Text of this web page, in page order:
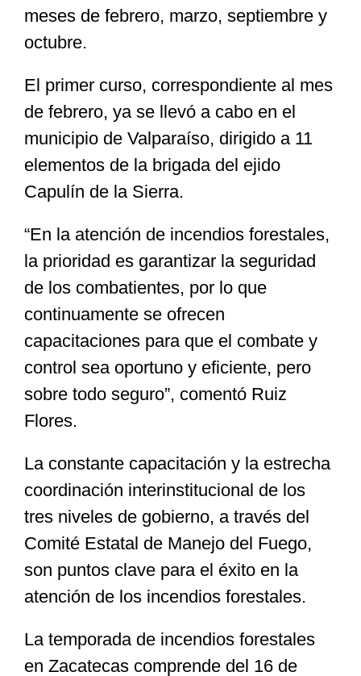
meses de febrero, marzo, septiembre y
octubre.
El primer curso, correspondiente al mes
de febrero, ya se llevó a cabo en el
municipio de Valparaíso, dirigido a 11
elementos de la brigada del ejido
Capulín de la Sierra.
“En la atención de incendios forestales,
la prioridad es garantizar la seguridad
de los combatientes, por lo que
continuamente se ofrecen
capacitaciones para que el combate y
control sea oportuno y eficiente, pero
sobre todo seguro”, comentó Ruiz
Flores.
La constante capacitación y la estrecha
coordinación interinstitucional de los
tres niveles de gobierno, a través del
Comité Estatal de Manejo del Fuego,
son puntos clave para el éxito en la
atención de los incendios forestales.
La temporada de incendios forestales
en Zacatecas comprende del 16 de